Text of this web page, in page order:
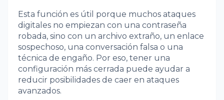
Esta función es útil porque muchos ataques
digitales no empiezan con una contraseña
robada, sino con un archivo extraño, un enlace
sospechoso, una conversación falsa o una
técnica de engaño. Por eso, tener una
configuración más cerrada puede ayudar a
reducir posibilidades de caer en ataques
avanzados.